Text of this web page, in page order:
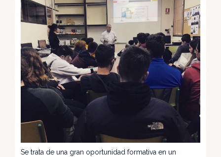
Se trata de una gran oportunidad formativa en un